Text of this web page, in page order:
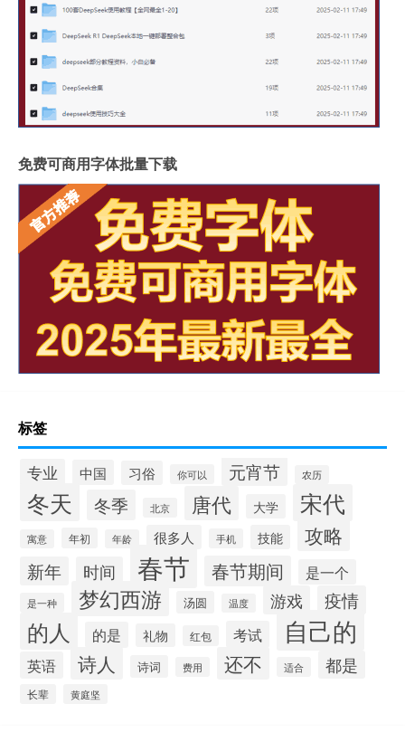
免费可商用字体批量下载
标签
专业 中国 习俗 你可以 元宵节 农历
冬天 冬季 北京 唐代 大学 宋代
寓意 年初 年龄 很多人 手机 技能 攻略
新年 时间 春节 春节期间 是一个
是一种 梦幻西游 汤圆 温度 游戏 疫情
的人 的是 礼物 红包 考试 自己的
英语 诗人 诗词 费用 还不 适合 都是
长辈 黄庭坚